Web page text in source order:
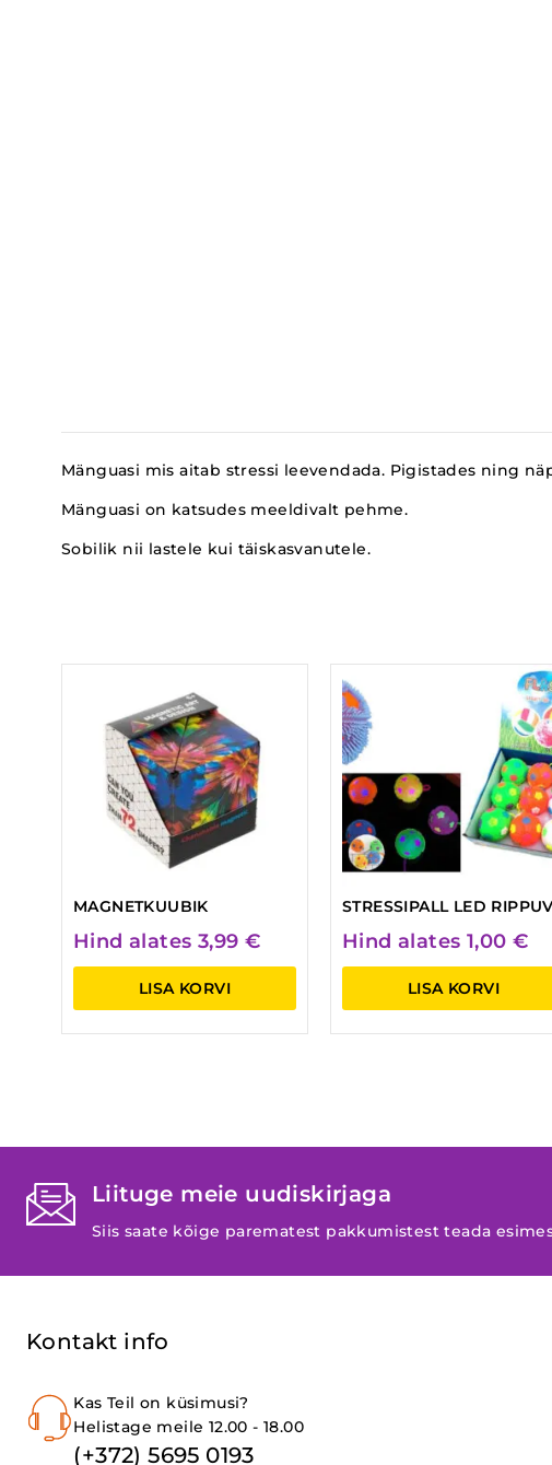
Mänguasi mis aitab stressi leevendada. Pigistades ning
Mänguasi on katsudes meeldivalt pehme.
Sobilik nii lastele kui täiskasvanutele.
MAGNETKUUBIK
Hind alates 3,99 €
LISA KORVI
STRESSIPALL LED RIPPUV
Hind alates 1,00 €
LISA KORVI
Liituge meie uudiskirjaga
Siis saate kõige parematest pakkumistest teada
Kontakt info
Kas Teil on küsimusi?
Helistage meile 12.00 - 18.00
(+372) 5695 0193